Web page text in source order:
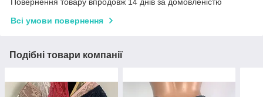
Всі умови повернення
Подібні товари компанії